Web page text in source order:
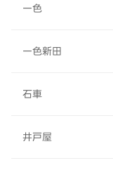
一色
一色新田
石車
井戸屋